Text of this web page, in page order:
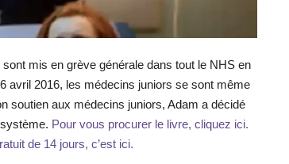
mis en grève générale dans tout le NHS en
avril 2016, les médecins juniors se sont même
soutien aux médecins juniors, Adam a décidé
Pour vous procurer le livre, cliquez ici.
de 14 jours, c’est ici.